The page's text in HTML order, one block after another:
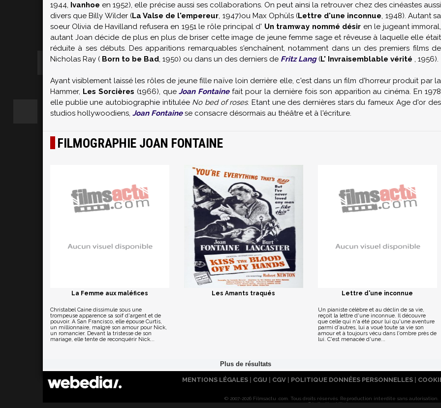
1944, Ivanhoe en 1952), elle précise aussi ses collaborations. On peut ainsi la retrouver chez des cinéastes aussi
divers queBilly Wilder(La Valse de l'empereur, 1947)ou Max Ophüls(Lettre d'une inconnue, 1948). Autant sa
soeur Olivia de Havilland refusera en 1951 le rôle principal d' Un tramway nommé désir en le jugeant immoral,
autant Joan décide de plus en plus de briser cette image de jeune femme sage et rêveuse à laquelle elle était
réduite à ses débuts. Des apparitions remarquables s'enchaînent, notamment dans un des premiers films de
Nicholas Ray ( Born to be Bad, 1950) ou dans un des derniers de Fritz Lang(L' Invraisemblable vérité , 1956).
Ayant visiblement laissé les rôles de jeune fille naïve loin derrière elle, c'est dans un film d'horreur produit par la
Hammer, Les Sorcières (1966), queJoan Fontainefait pour la dernière fois son apparition au cinéma. En 1978
elle publie une autobiographie intitulée No bed of roses. Etant une des dernières stars du fameux Age d'or des
studios hollywoodiens, Joan Fontainese consacre désormais au théâtre et à l'écriture.
FILMOGRAPHIE JOAN FONTAINE
La Femme aux maléfices
Christabel Caine dissimule sous une
trompeuse apparence sa soif d'argent et de
pouvoir. A San Francisco, elle épouse Curtis,
un millionnaire, malgré son amour pour Nick,
un romancier. Devant la tristesse de son
mariage, elle tente de reconquérir Nick...
Les Amants traqués Lettre d'une inconnue
Un pianiste célèbre et au déclin de sa vie,
reçoit la lettre d'une inconnue. Il découvre
que celle qui n'a été pour lui qu'une aventure
parmi d'autres, lui a voué toute sa vie son
amour et à toujours vécu dans l'ombre près de
lui. C'est menacée d'une...
MENTIONS LÉGALES | CGU | CGV | POLITIQUE DONNÉES PERSONNELLES |
© 2007-2026 Filmsactu .com. Tous droits réservés. Reproduction interdite sans autorisation.
Réalisation Vitalyn